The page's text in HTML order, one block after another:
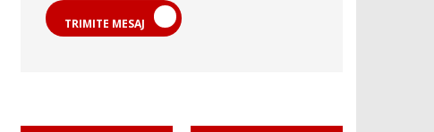
TRIMITE MESAJ